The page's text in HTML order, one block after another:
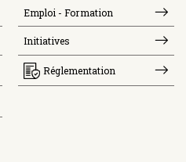
Emploi - Formation
Initiatives
Réglementation